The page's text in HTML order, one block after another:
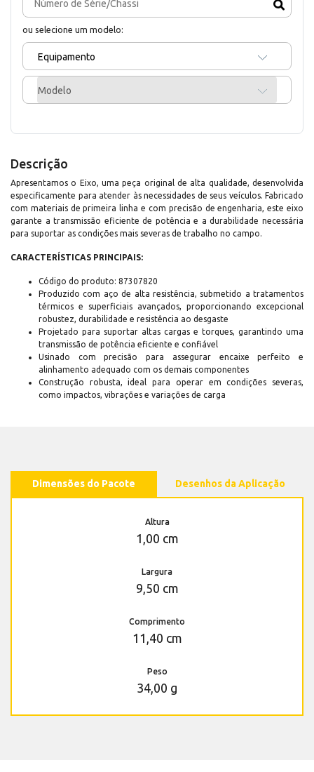
ou selecione um modelo:
Equipamento
Modelo
Descrição
Apresentamos o Eixo, uma peça original de alta qualidade, desenvolvida
especificamente para atender às necessidades de seus veículos. Fabricado
com materiais de primeira linha e com precisão de engenharia, este eixo
garante a transmissão eficiente de potência e a durabilidade necessária
para suportar as condições mais severas de trabalho no campo.
CARACTERÍSTICAS PRINCIPAIS:
Código do produto: 87307820
Produzido com aço de alta resistência, submetido a tratamentos
térmicos e superficiais avançados, proporcionando excepcional
robustez, durabilidade e resistência ao desgaste
Projetado para suportar altas cargas e torques, garantindo uma
transmissão de potência eficiente e confiável
Usinado com precisão para assegurar encaixe perfeito e
alinhamento adequado com os demais componentes
Construção robusta, ideal para operar em condições severas,
como impactos, vibrações e variações de carga
Dimensões do Pacote Desenhos da Aplicação
Altura
1,00 cm
Largura
9,50 cm
Comprimento
11,40 cm
Peso
34,00 g